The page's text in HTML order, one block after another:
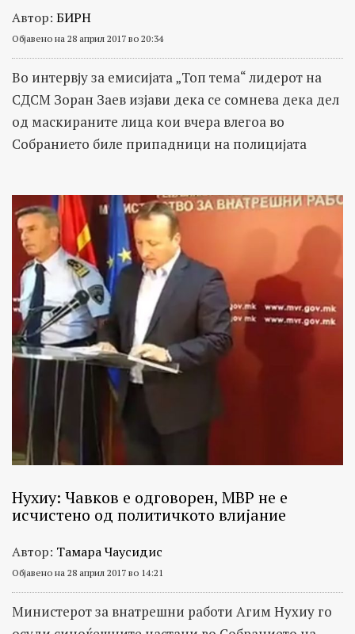
Автор: БИРН
Објавено на 28 април 2017 во 20:34
Во интервју за емисијата „Топ тема“ лидерот на
СДСМ Зоран Заев изјави дека се сомнева дека дел
од маскираните лица кои вчера влегоа во
Собранието биле припадници на полицијата
Нухиу: Чавков е одговорен, МВР не е
исчистено од политичкото влијание
Автор: Тамара Чаусидис
Објавено на 28 април 2017 во 14:21
Министерот за внатрешни работи Агим Нухиу го